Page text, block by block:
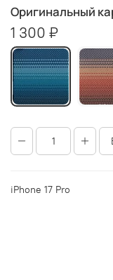
Оригинальный
1 300 ₽
iPhone 17 Pro